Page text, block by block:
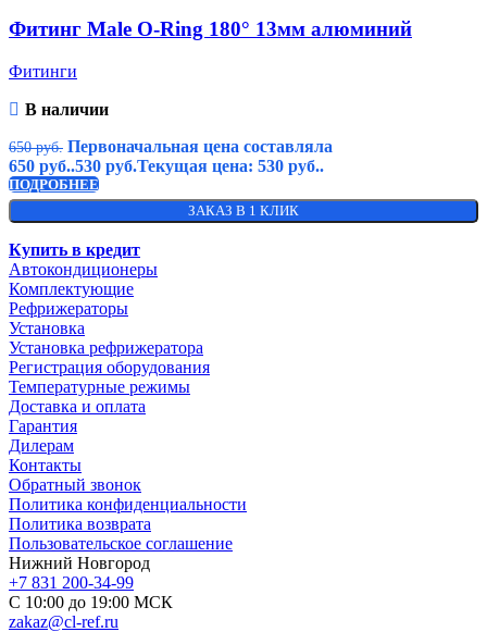
Фитинг Male O-Ring 180° 13мм алюминий
Фитинги
В наличии
650руб. Первоначальная цена составляла
650 руб..530 руб.Текущая цена: 530 руб..
ПОДРОБНЕЕ
ЗАКАЗ В 1 КЛИК
Купить в кредит
Автокондиционеры
Комплектующие
Рефрижераторы
Установка
Установка рефрижератора
Регистрация оборудования
Температурные режимы
Доставка и оплата
Гарантия
Дилерам
Контакты
Обратный звонок
Политика конфиденциальности
Политика возврата
Пользовательское соглашение
Нижний Новгород
+7 831 200-34-99
С 10:00 до 19:00 МСК
zakaz@cl-ref.ru